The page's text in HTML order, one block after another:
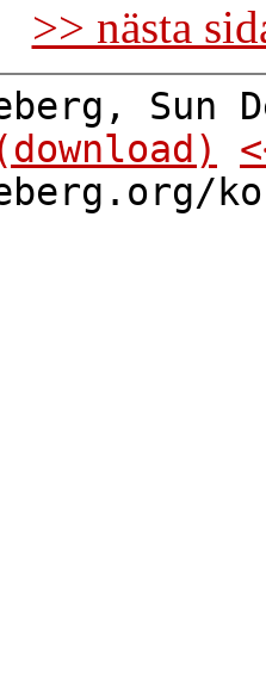
>> nästa
Sun